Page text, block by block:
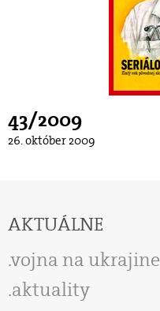
43/2009
26. október 2009
AKTUÁLNE
vojna na ukrajine
aktuality